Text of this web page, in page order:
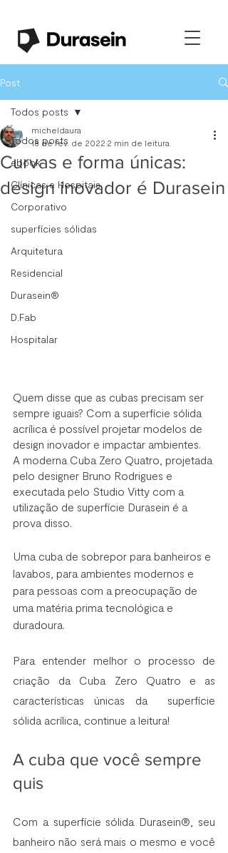
Post
Todos posts
ebook
Clínicas e Hospitais
Corporativo
superfícies sólidas
Arquitetura
Residencial
Durasein®
D.Fab
Hospitalar
Todos posts
Curvas e forma únicas:
design inovador é Durasein
micheldaura
18 de fev. de 2022 2 min de leitura
Quem disse que as cubas precisam ser
sempre iguais? Com a superfície sólida
acrílica é possível projetar modelos de
design inovador e impactar ambientes.
A moderna Cuba Zero Quatro, projetada
pelo designer Bruno Rodrigues e
executada pelo Studio Vitty com a
utilização de superfície Durasein é a
prova disso.
Uma cuba de sobrepor para banheiros e
lavabos, para ambientes modernos e
para pessoas com a preocupação de
uma matéria prima tecnológica e
duradoura.
Para entender melhor o processo de
criação da Cuba Zero Quatro e as
características únicas da  superfície
sólida acrílica, continue a leitura!
A cuba que você sempre
quis
Com a superfície sólida Durasein®, seu
banheiro não será mais o mesmo e você